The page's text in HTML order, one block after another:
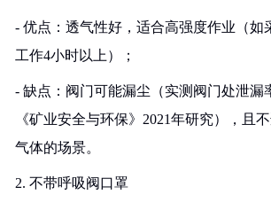
- 优点：透气性好，适合高强度作业（如
工作4小时以上）；
- 缺点：阀门可能漏尘（实测阀门处泄漏
《矿业安全与环保》2021年研究），且
气体的场景。
2. 不带呼吸阀口罩